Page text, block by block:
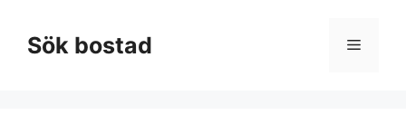
innehållSök bostad Meny